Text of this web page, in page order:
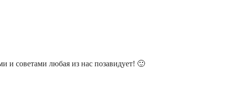
и советами любая из нас позавидует! 🙂